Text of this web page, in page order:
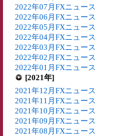
2022年07月FXニュース
2022年06月FXニュース
2022年05月FXニュース
2022年04月FXニュース
2022年03月FXニュース
2022年02月FXニュース
2022年01月FXニュース
[2021年]
2021年12月FXニュース
2021年11月FXニュース
2021年10月FXニュース
2021年09月FXニュース
2021年08月FXニュース